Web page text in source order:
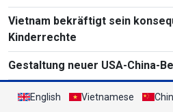
Vietnam bekräftigt sein
Kinderrechte
Gestaltung neuer USA-China-
English Vietnamese